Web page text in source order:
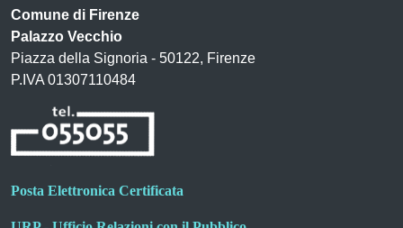
Comune di Firenze
Palazzo Vecchio
Piazza della Signoria - 50122, Firenze
P.IVA 01307110484
Posta Elettronica Certificata